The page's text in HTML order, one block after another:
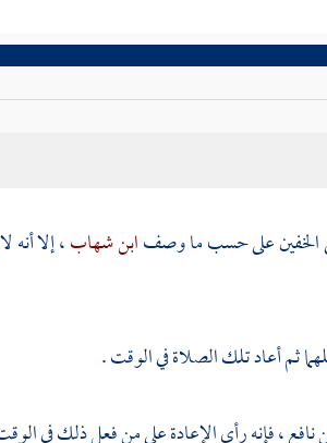
الخفين على حسب ما وصفابن شهاب، إلا